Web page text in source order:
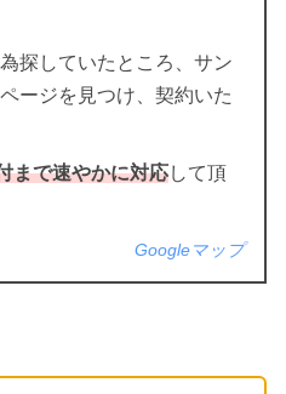
探していたところ、サン
ージを見つけ、契約いた
まで速やかに対応して頂
Googleマップ